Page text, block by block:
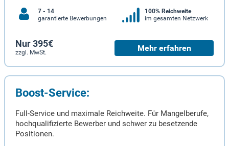
7 - 14
garantierte Bewerbungen
100% Reichweite
im gesamten Netzwerk
Nur 395€
zzgl. MwSt. Mehr erfahren
Boost-Service:
Full-Service und maximale Reichweite. Für Mangelberufe,
hochqualifizierte Bewerber und schwer zu besetzende
Positionen.